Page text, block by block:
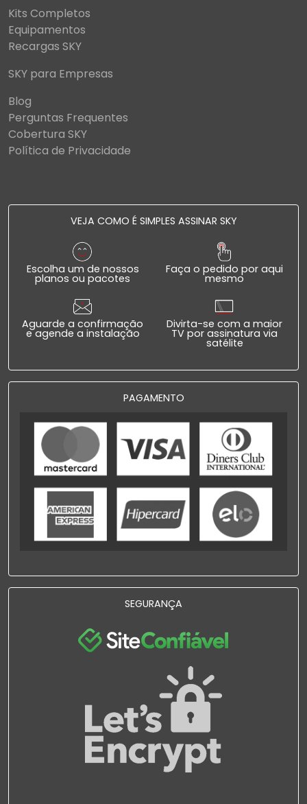
Kits Completos
Equipamentos
Recargas SKY
SKY para Empresas
Blog
Perguntas Frequentes
Cobertura SKY
Política de Privacidade
VEJA COMO É SIMPLES ASSINAR SKY
Escolha um de nossos
planos ou pacotes
Faça o pedido por aqui
mesmo
Aguarde a confirmação
e agende a instalação
Divirta-se com a maior
TV por assinatura via
satélite
PAGAMENTO
SEGURANÇA